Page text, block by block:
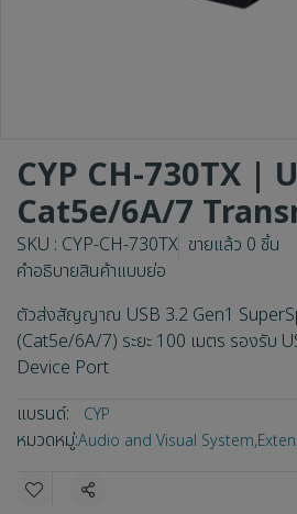
CYP CH-730TX |
Cat5e/6A/7
SKU : CYP-CH-730TX ขายแล้ว 0 ชิ้น
คำอธิบายสินค้าแบบย่อ
ตัวส่งสัญญาณ USB 3.2 Gen1
(Cat5e/6A/7) ระยะ 100 เมตร รองรับ
Device Port
แบรนด์:
CYP
หมวดหมู่:Audio and Visual System,
แชร์